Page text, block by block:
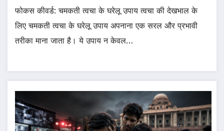
फोकस कीवर्ड: चमकती त्वचा के घरेलू उपाय त्वचा की देखभाल के
लिए चमकती त्वचा के घरेलू उपाय अपनाना एक सरल और प्रभावी
तरीका माना जाता है। ये उपाय न केवल…